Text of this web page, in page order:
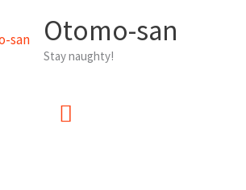
Otomo-san
Stay naughty!
Hauptmenü